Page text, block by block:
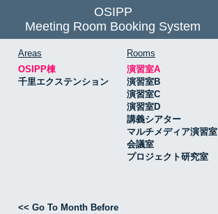
OSIPP
Meeting Room Booking System
Areas
OSIPP棟
千里エクステンション
Rooms
演習室A
演習室B
演習室C
演習室D
講義シアター
マルチメディア演習室
会議室
プロジェクト研究室
<< Go To Month Before